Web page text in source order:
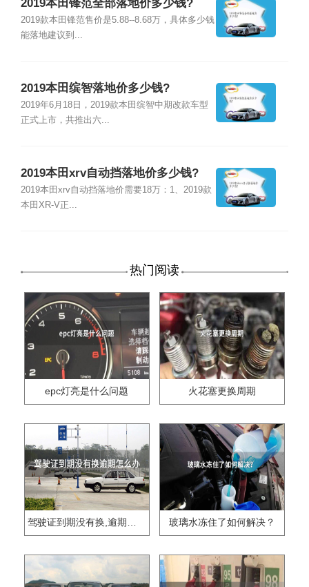
2019本田锋范全部落地价多少钱?
2019款本田锋范售价是5.88--8.68万，具体多少钱
能落地建议到...
2019本田缤智落地价多少钱?
2019年6月18日，2019款本田缤智中期改款车型
正式上市，共推出六...
2019本田xrv自动挡落地价多少钱?
2019本田xrv自动挡落地价需要18万：1、2019款
本田XR-V正...
热门阅读
epc灯亮是什么问题 火花塞更换周期
驾驶证到期没有换,逾期怎么办?? 玻璃水冻住了如何解决？